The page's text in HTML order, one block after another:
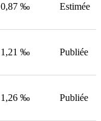
0,87 ‰ Estimée
1,21 ‰ Publiée
1,26 ‰ Publiée